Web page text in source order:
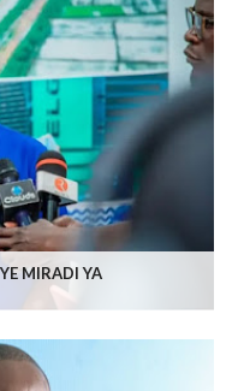
MIRADI YA